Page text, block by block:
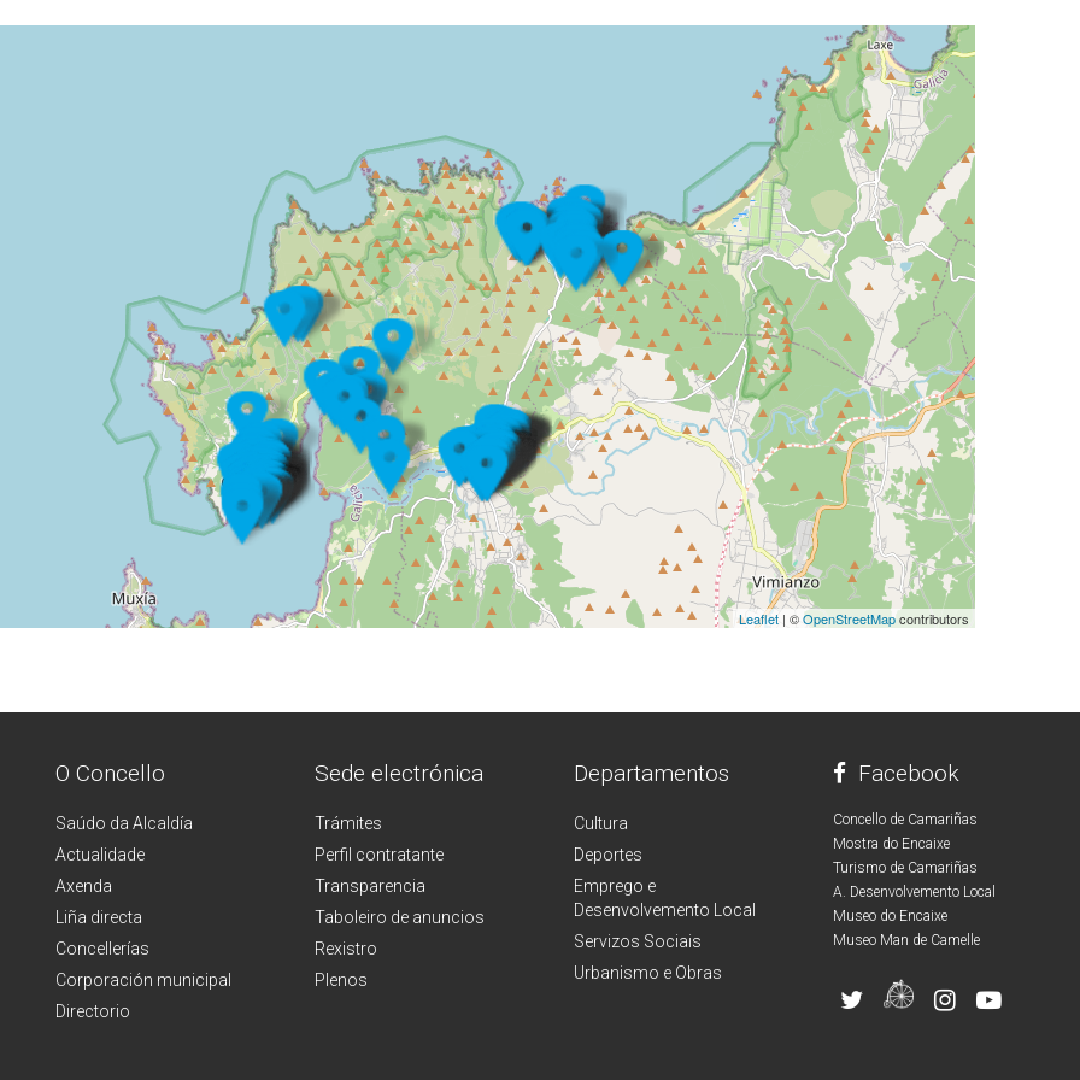
Leaflet | ©OpenStreetMapcontributors
O Concello
Saúdo da Alcaldía
Actualidade
Axenda
Liña directa
Concellerías
Corporación municipal
Directorio
Sede electrónica
Trámites
Perfil contratante
Transparencia
Taboleiro de anuncios
Rexistro
Plenos
Departamentos
Cultura
Deportes
Emprego e
Desenvolvemento Local
Servizos Sociais
Urbanismo e Obras
Facebook
Concello de Camariñas
Mostra do Encaixe
Turismo de Camariñas
A. Desenvolvemento Local
Museo do Encaixe
Museo Man de Camelle